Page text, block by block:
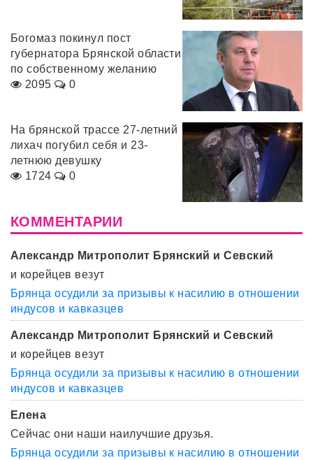
Богомаз покинул пост
губернатора Брянской области
по собственному желанию
2095
0
На брянской трассе 27-летний
лихач погубил себя и 23-
летнюю девушку
1724
0
КОММЕНТАРИИ
Александр Митрополит Брянский и Севский
и корейцев везут
Брянца осудили за призывы к насилию в отношении
индусов и кавказцев
Александр Митрополит Брянский и Севский
и корейцев везут
Брянца осудили за призывы к насилию в отношении
индусов и кавказцев
Елена
Сейчас они наши наилучшие друзья.
Брянца осудили за призывы к насилию в отношении